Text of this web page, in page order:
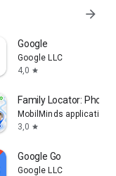
arrow_forward
Google
Google LLC
4,0 star
Family Locator: Phone
MobilMinds applications
3,0 star
Google Go
Google LLC